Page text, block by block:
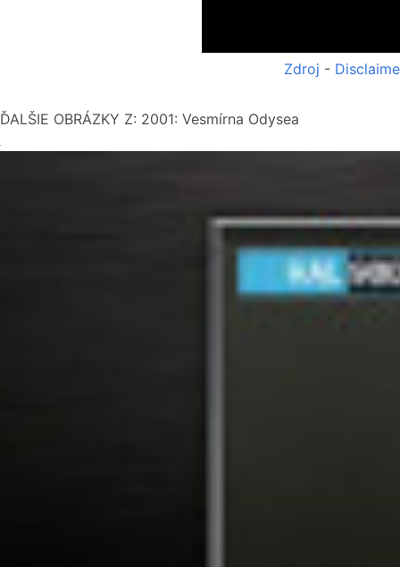
Zdroj -
ĎALŠIE OBRÁZKY Z: 2001: Vesmírna Odysea